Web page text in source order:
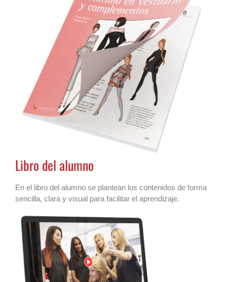
Libro del alumno
En el libro del alumno se plantean los contenidos de forma
sencilla, clara y visual para facilitar el aprendizaje.